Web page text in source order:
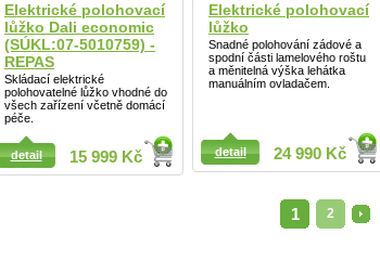
Elektrické polohovací
lůžko Dali economic
(SÚKL:07-5010759) -
REPAS
Skládací elektrické
polohovatelné lůžko vhodné do
všech zařízení včetně domácí
péče.
15 999 Kč
detail
Elektrické polohovací
lůžko
Snadné polohování zádové a
spodní části lamelového roštu
a měnitelná výška lehátka
manuálním ovladačem.
24 990 Kč
detail
1 2 >